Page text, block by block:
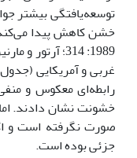
توسعه‌یافتگی بیشتر
رابطه‌ای معکوس و
خشونت نشان دادند.
صورت نگرفته است و
جزئی بوده است.